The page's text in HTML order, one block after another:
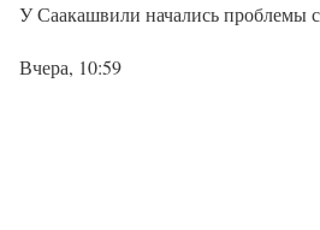
У Саакашвили начались проблемы
Вчера, 10:59